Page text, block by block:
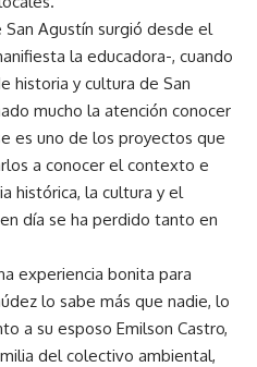
San Agustín surgió desde el
la educadora-, cuando
historia y cultura de San
mucho la atención conocer
es uno de los proyectos que
a conocer el contexto e
histórica, la cultura y el
día se ha perdido tanto en
experiencia bonita para
lo sabe más que nadie, lo
a su esposo Emilson Castro,
del colectivo ambiental,